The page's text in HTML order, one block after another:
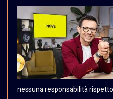
nessuna responsabilità rispetto